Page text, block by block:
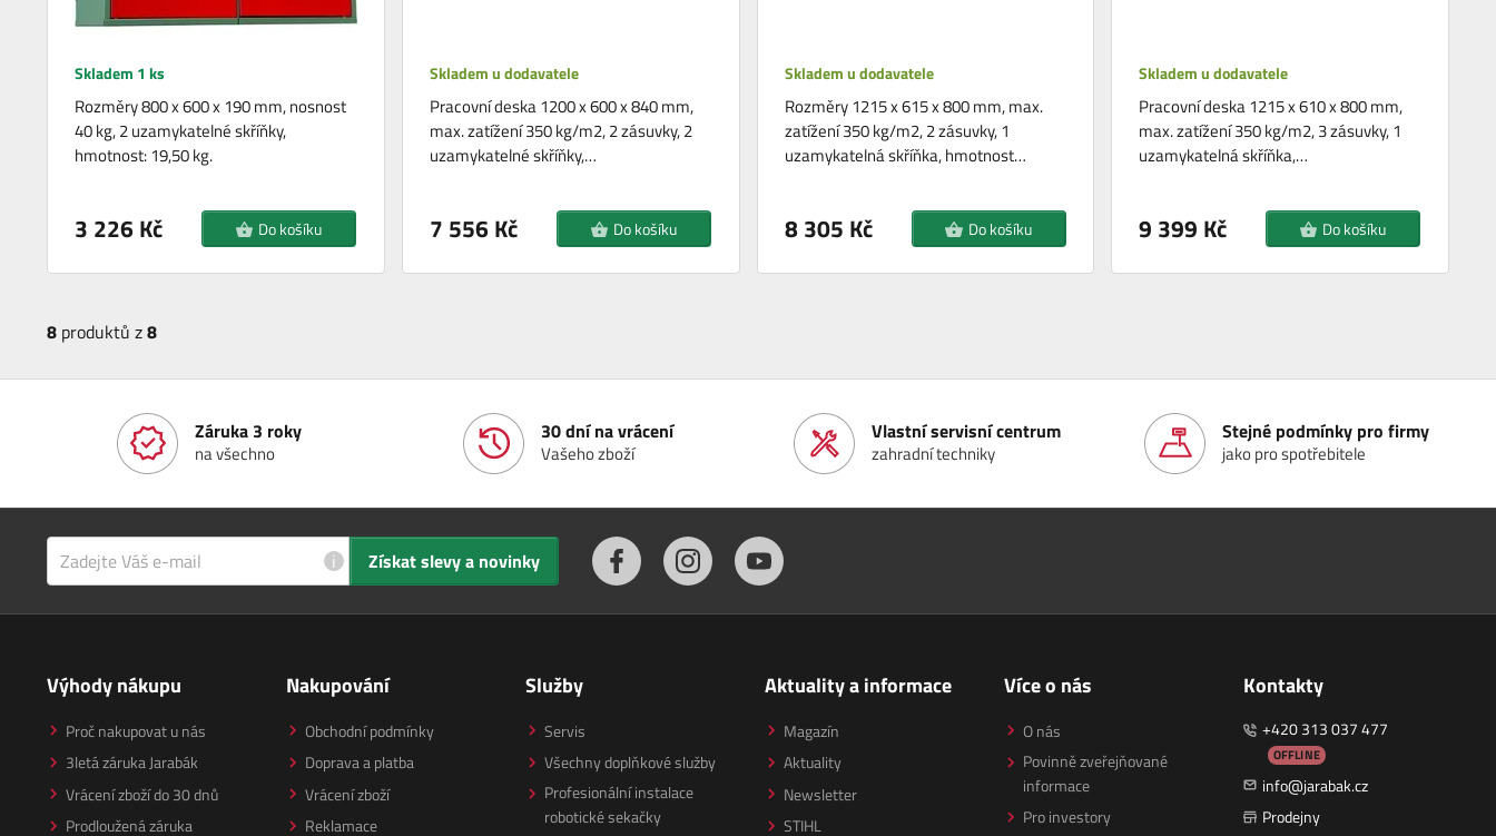
Skladem 1 ks
Rozměry 800 x 600 x 190 mm, nosnost
40 kg, 2 uzamykatelné skříňky,
hmotnost: 19,50 kg.
3 226 Kč Do košíku
Skladem u dodavatele
Pracovní deska 1200 x 600 x 840 mm,
max. zatížení 350 kg/m2, 2 zásuvky, 2
uzamykatelné skříňky,…
7 556 Kč Do košíku
Skladem u dodavatele
Rozměry 1215 x 615 x 800 mm, max.
zatížení 350 kg/m2, 2 zásuvky, 1
uzamykatelná skříňka, hmotnost…
8 305 Kč Do košíku
Skladem u dodavatele
Pracovní deska 1215 x 610 x 800 mm,
max. zatížení 350 kg/m2, 3 zásuvky, 1
uzamykatelná skříňka,…
9 399 Kč Do košíku
8 produktů z8
Záruka 3 roky
na všechno
30 dní na vrácení
Vašeho zboží
Vlastní servisní centrum
zahradní techniky
Stejné podmínky pro firmy
jako pro spotřebitele
i Získat slevy a novinky
Výhody nákupu
Proč nakupovat u nás
3letá záruka Jarabák
Vrácení zboží do 30 dnů
Prodloužená záruka
Nakupování
Obchodní podmínky
Doprava a platba
Vrácení zboží
Reklamace
Služby
Servis
Všechny doplňkové služby
Profesionální instalace
robotické sekačky
Aktuality a informace
Magazín
Aktuality
Newsletter
STIHL
Více o nás
O nás
Povinně zveřejňované
informace
Pro investory
Kontakty
+420 313 037 477
OFFLINE
info@jarabak.cz
Prodejny